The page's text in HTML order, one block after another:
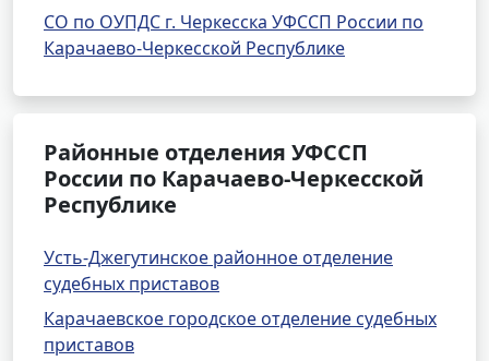
СО по ОУПДС г. Черкесска УФССП России по
Карачаево-Черкесской Республике
Районные отделения УФССП
России по Карачаево-Черкесской
Республике
Усть-Джегутинское районное отделение
судебных приставов
Карачаевское городское отделение судебных
приставов